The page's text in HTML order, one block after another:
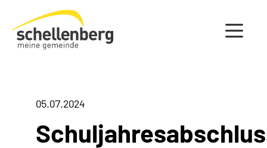
Gemeinde Schellenberg Startseite
05.07.2024